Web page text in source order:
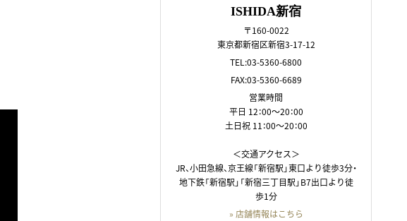
ISHIDA新宿
〒160-0022
東京都新宿区新宿3-17-12
TEL:03-5360-6800
FAX:03-5360-6689
営業時間
平日 12：00～20：00
土日祝 11：00～20：00
＜交通アクセス＞
JR、小田急線、京王線「新宿駅」東口より徒歩3分・
地下鉄「新宿駅」「新宿三丁目駅」B7出口より徒
歩1分
» 店舗情報はこちら